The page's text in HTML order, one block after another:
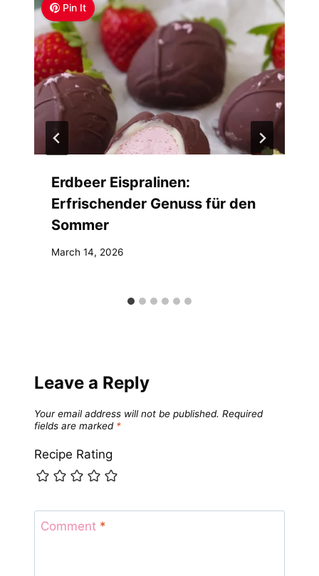
Pin It
Erdbeer Eispralinen:
Erfrischender Genuss für den
Sommer
March 14, 2026
Leave a Reply
Your email address will not be published. Required
fields are marked *
Recipe Rating
Comment *